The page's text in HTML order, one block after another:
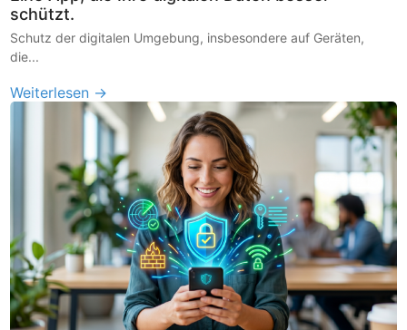
schützt.
Schutz der digitalen Umgebung, insbesondere auf Geräten,
die...
Weiterlesen →